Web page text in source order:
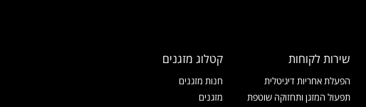
שירות לקוחות
הפעלת אחריות דיגיטלית
תפעול המזגן ותחזוקה שוטפת
קטלוג מזגנים
חנות מזגנים
מזגנים